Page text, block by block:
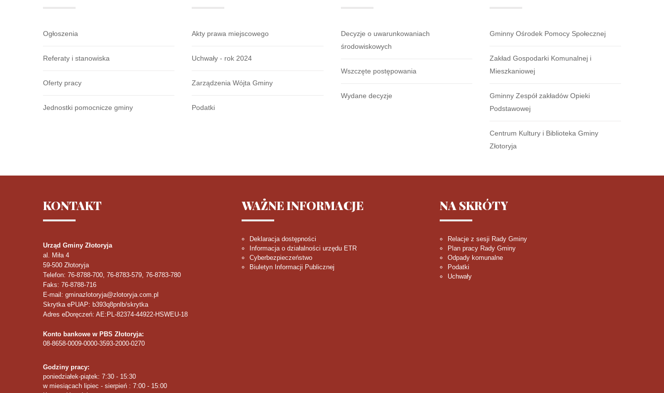
Ogłoszenia
Referaty i stanowiska
Oferty pracy
Jednostki pomocnicze gminy
Akty prawa miejscowego
Uchwały - rok 2024
Zarządzenia Wójta Gminy
Podatki
Decyzje o uwarunkowaniach
środowiskowych
Wszczęte postępowania
Wydane decyzje
Gminny Ośrodek Pomocy Społecznej
Zakład Gospodarki Komunalnej i
Mieszkaniowej
Gminny Zespół zakładów Opieki
Podstawowej
Centrum Kultury i Biblioteka Gminy
Złotoryja
KONTAKT
Urząd Gminy Złotoryja
al. Miła 4
59-500 Złotoryja
Telefon: 76-8788-700, 76-8783-579, 76-8783-780
Faks: 76-8788-716
E-mail: gminazlotoryja@zlotoryja.com.pl
Skrytka ePUAP: b393q8pnlb/skrytka
Adres eDoręczeń: AE:PL-82374-44922-HSWEU-18
Konto bankowe w PBS Złotoryja:
08-8658-0009-0000-3593-2000-0270
Godziny pracy:
poniedziałek-piątek: 7:30 - 15:30
w miesiącach lipiec - sierpień : 7:00 - 15:00
WAŻNEINFORMACJE
Deklaracja dostępności
Informacja o działalności urzędu ETR
Cyberbezpieczeństwo
Biuletyn Informacji Publicznej
NA SKRÓTY
Relacje z sesji Rady Gminy
Plan pracy Rady Gminy
Odpady komunalne
Podatki
Uchwały